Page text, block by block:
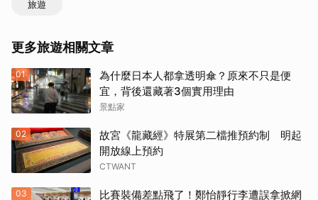
旅遊
更多旅遊相關文章
01
為什麼日本人都拿透明傘？原來不只是便
宜，背後還藏著3個實用理由
景點家
02
故宮《龍藏經》特展第二檔推預約制 明起
開放線上預約
CTWANT
03
比賽裝備差點飛了！鄭怡靜行李遭誤拿掀網